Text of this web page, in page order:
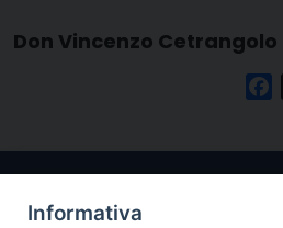
Don Vincenzo Cetrangolo
Informativa